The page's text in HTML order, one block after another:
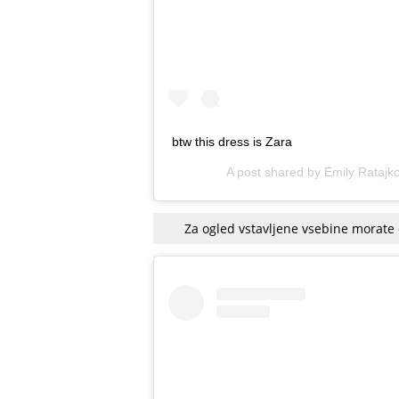
btw this dress is Zara
A post shared by Emily
Za ogled vstavljene vsebine